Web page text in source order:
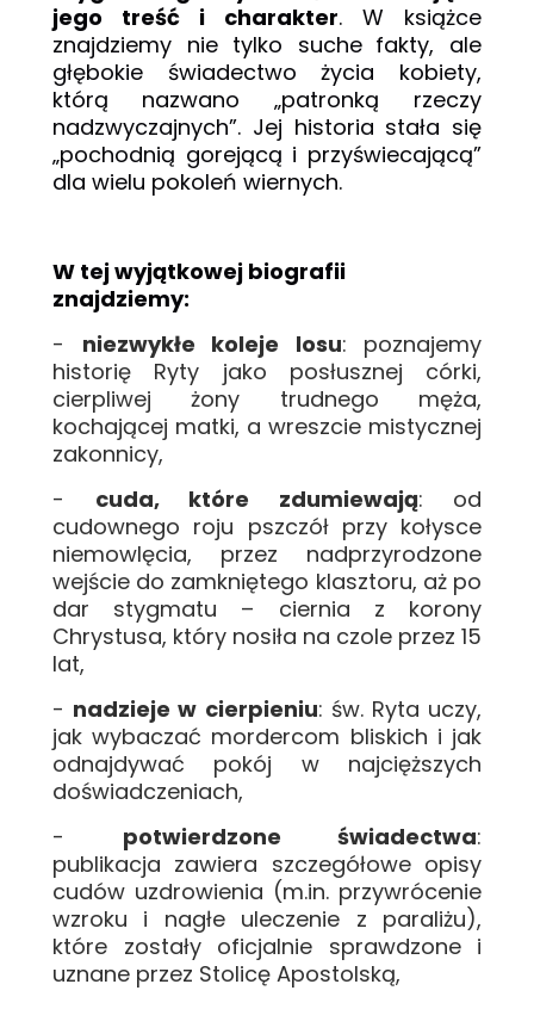
jego treść i charakter. W książce
znajdziemy nie tylko suche fakty, ale
głębokie świadectwo życia kobiety,
którą nazwano „patronką rzeczy
nadzwyczajnych”. Jej historia stała się
„pochodnią gorejącą i przyświecającą”
dla wielu pokoleń wiernych.
W tej wyjątkowej biografii
znajdziemy:
- niezwykłe koleje losu: poznajemy
historię Ryty jako posłusznej córki,
cierpliwej żony trudnego męża,
kochającej matki, a wreszcie mistycznej
zakonnicy,
- cuda, które zdumiewają: od
cudownego roju pszczół przy kołysce
niemowlęcia, przez nadprzyrodzone
wejście do zamkniętego klasztoru, aż po
dar stygmatu – ciernia z korony
Chrystusa, który nosiła na czole przez 15
lat,
- nadzieje w cierpieniu: św. Ryta uczy,
jak wybaczać mordercom bliskich i jak
odnajdywać pokój w najcięższych
doświadczeniach,
- potwierdzone świadectwa:
publikacja zawiera szczegółowe opisy
cudów uzdrowienia (m.in. przywrócenie
wzroku i nagłe uleczenie z paraliżu),
które zostały oficjalnie sprawdzone i
uznane przez Stolicę Apostolską,